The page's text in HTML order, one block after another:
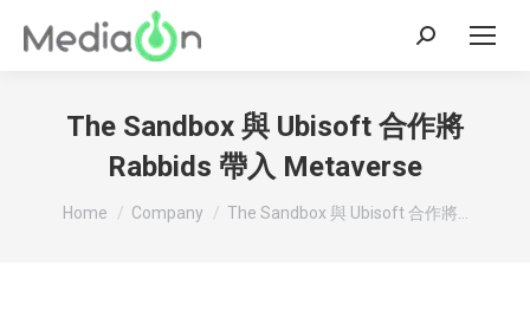
Search:
The Sandbox 與 Ubisoft 合作將
Rabbids 帶入 Metaverse
You are here:
Home Company The Sandbox 與 Ubisoft 合作將…